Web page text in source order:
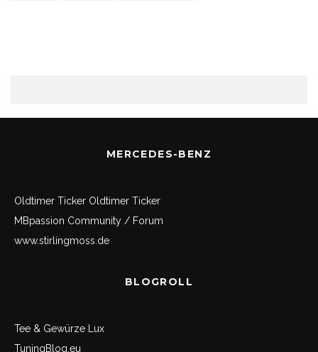
MERCEDES-BENZ
Oldtimer Ticker Oldtimer Ticker
MBpassion Community / Forum
www.stirlingmoss.de
BLOGROLL
Tee & Gewürze Lux
TuningBlog.eu